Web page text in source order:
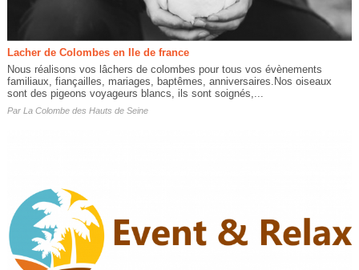
Lacher de Colombes en Ile de france
Nous réalisons vos lâchers de colombes pour tous vos évènements
familiaux, fiançailles, mariages, baptêmes, anniversaires.Nos oiseaux
sont des pigeons voyageurs blancs, ils sont soignés,...
Par La Colombe des Hauts de Seine